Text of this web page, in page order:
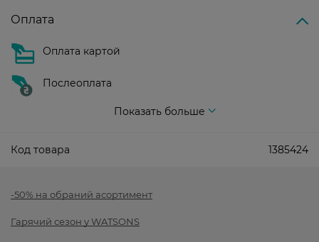
Оплата
Оплата картой
Послеоплата
Показать больше
Код товара 1385424
-50% на обраний асортимент
Гарячий сезон у WATSONS